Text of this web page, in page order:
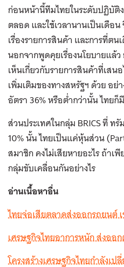
ก่อนหน้านี้ทีมไทยในระดับปฏิบัติ
ตลอด และใช้เวลานานเป็นเดือ
เรื่องรายการสินค้า และการที่ตน
นอกจากพูดคุยเรื่องนโยบายแล้
เห็นเกี่ยวกับรายการสินค้าที่เสน
เพิ่มเติมของทางสหรัฐฯ ด้วย อย่
อัตรา 36% หรือต่ำกว่านั้น ไทยก็
ส่วนประเทศในกลุ่ม BRICS ที่ ท
10% นั้น ไทยเป็นแค่หุ้นส่วน
สมาชิก คงไม่เสียหายอะไร ถ้าเ
กลุ่มขับเคลื่อนกันอย่างไร
อ่านเนื้อหาอื่น
ไทยจ่อเสียตลาดส่งออกรถยนต์
เศรษฐกิจไทยอาการหนัก ส่งออ
โครงสร้างเศรษฐกิจไทยกำลังเ